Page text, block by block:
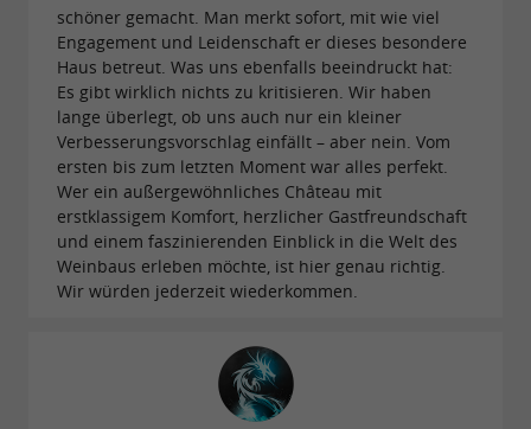
schöner gemacht. Man merkt sofort, mit wie viel
Engagement und Leidenschaft er dieses besondere
Haus betreut. Was uns ebenfalls beeindruckt hat:
Es gibt wirklich nichts zu kritisieren. Wir haben
lange überlegt, ob uns auch nur ein kleiner
Verbesserungsvorschlag einfällt – aber nein. Vom
ersten bis zum letzten Moment war alles perfekt.
Wer ein außergewöhnliches Château mit
erstklassigem Komfort, herzlicher Gastfreundschaft
und einem faszinierenden Einblick in die Welt des
Weinbaus erleben möchte, ist hier genau richtig.
Wir würden jederzeit wiederkommen.